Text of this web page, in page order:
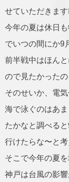
せていただきます
今年の夏は休日
でいつの間にか9
前半戦中はほん
ので見たかった
そのせいか、電
海で泳ぐのはあ
たかなと調べる
行けたらな〜と
そこで今年の夏
神戸は台風の影